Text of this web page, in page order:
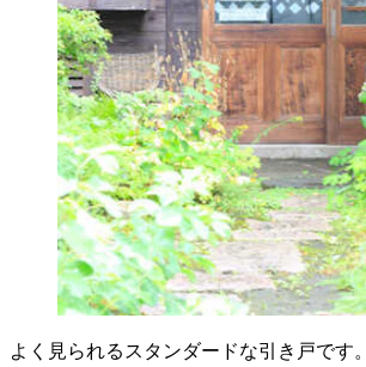
よく見られるスタンダードな引き戸です。